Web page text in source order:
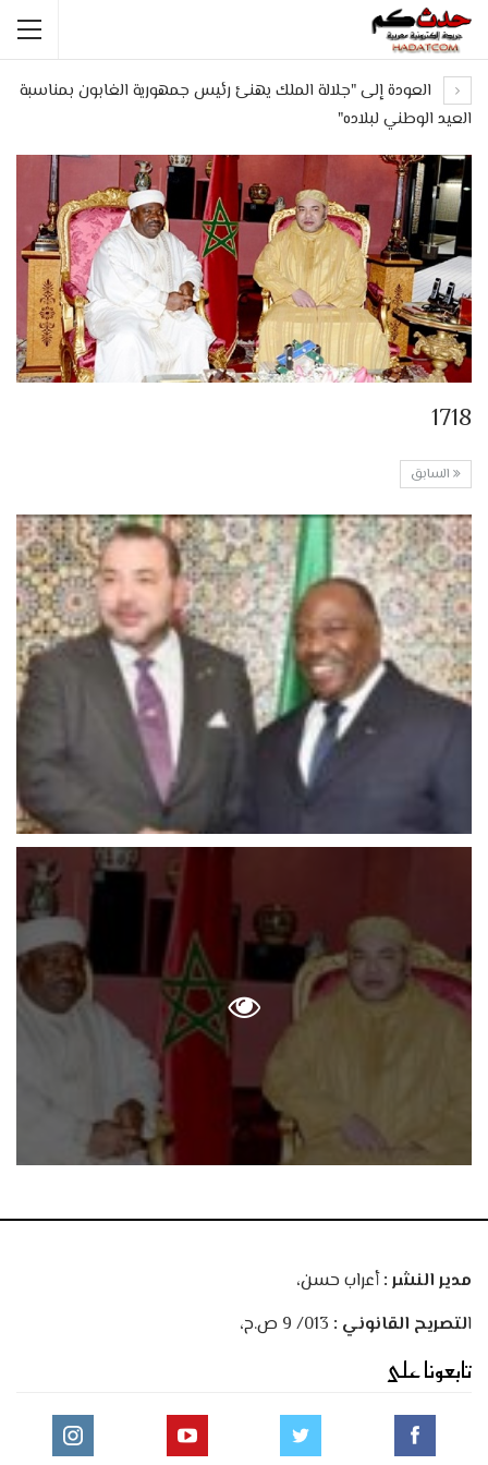
العودة إلى "جلالة الملك يهنئ رئيس جمهورية الغابون بمناسبة
العيد الوطني لبلاده"
1718
السابق
مدير النشر :أعراب حسن،
التصريح القانوني :
تابعونا على